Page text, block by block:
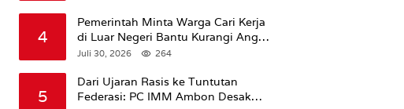
4
Pemerintah Minta Warga Cari Kerja
di Luar Negeri Bantu Kurangi Angka
Pengangguran
Juli 30, 2026 264
5
Dari Ujaran Rasis ke Tuntutan
Federasi: PC IMM Ambon Desak